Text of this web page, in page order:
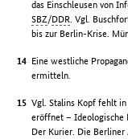
das Einschleusen von
SBZ/DDR. Vgl.
bis zur Berlin-Krise.
Eine westliche
ermitteln.
Vgl. Stalins Kopf fehlt
eröffnet – Ideologische
Der Kurier. Die Berliner